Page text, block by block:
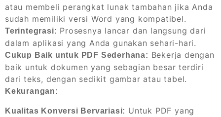
atau membeli perangkat lunak tambahan jika Anda
sudah memiliki versi Word yang kompatibel.
Terintegrasi: Prosesnya lancar dan langsung dari
dalam aplikasi yang Anda gunakan sehari-hari.
Cukup Baik untuk PDF Sederhana: Bekerja dengan
baik untuk dokumen yang sebagian besar terdiri
dari teks, dengan sedikit gambar atau tabel.
Kekurangan:
Kualitas Konversi Bervariasi: Untuk PDF yang